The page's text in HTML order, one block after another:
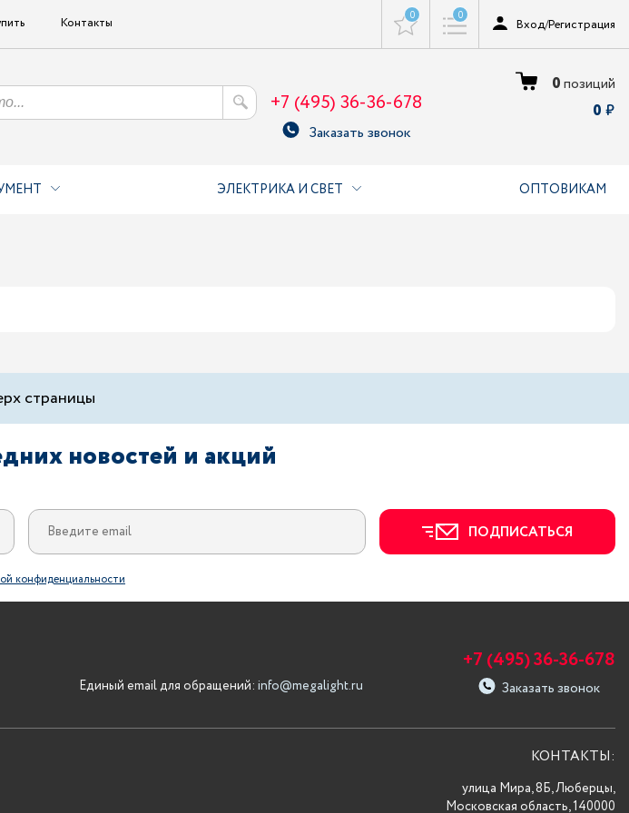
Контакты 0 0
Вход/Регистрация
+7 (495) 36-36-678
Заказать звонок
0позиций
0
ЭЛЕКТРИКА И СВЕТ ОПТОВИКАМ
страницы
новостей и акций
ПОДПИСАТЬСЯ
конфиденциальности
Единый email для обращений: info@megalight.ru
+7 (495) 36-36-678
Заказать звонок
КОНТАКТЫ:
улица Мира, 8Б, Люберцы,
Московская область, 140000